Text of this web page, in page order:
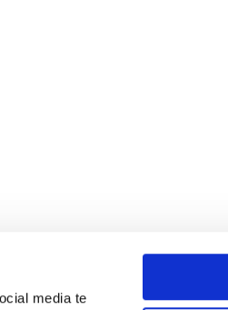
media te